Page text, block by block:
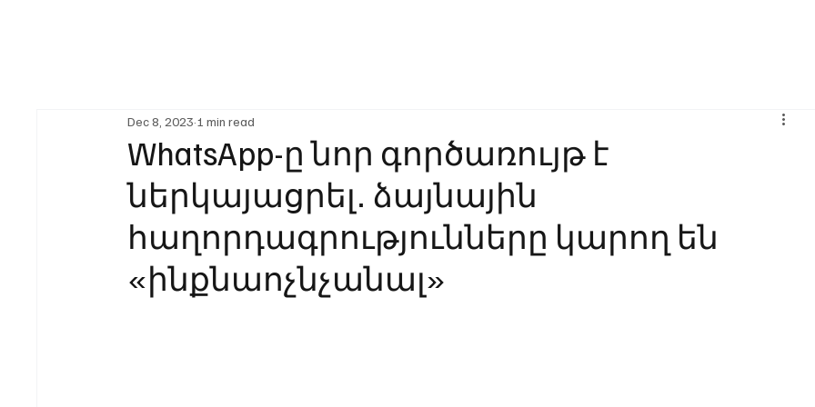
WhatsApp-ը նոր գործառույթ է
ներկայացրել․ ձայնային
հաղորդագրությունները կարող են
«ինքնաոչնչանալ»
Dec 8, 2023 1 min read